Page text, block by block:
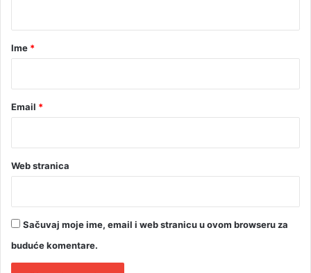
rIme *
Email *
Web stranica
Sačuvaj moje ime, email i web stranicu u ovom browseru za
buduće komentare.